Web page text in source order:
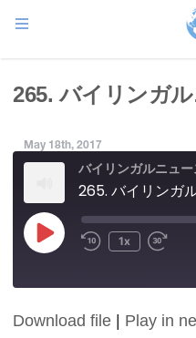
265. バイリンガ
May 18th, 2017
バイリンガルニュー
265. バイリンガ
Play
Episode
1x
SHARE
Download file Play in